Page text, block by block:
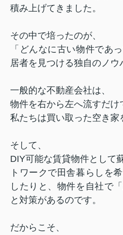
積み上げてきました。
その中で培ったのが、
「どんなに古い物件であ
居者を見つける独自のノウ
一般的な不動産会社は、
物件を右から左へ流すだけ
私たちは買い取った空き家
そして、
DIY可能な賃貸物件として
トワークで田舎暮らしを
したりと、物件を自社で
と対策があるのです。
だからこそ、